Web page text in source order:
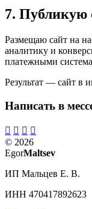
7. Публикую
Размещаю сайт на
аналитику и
платежными
Результат — сайт в
Написать в
© 2026
EgorMaltsev
ИП Мальцев Е. В.
ИНН 470417892623